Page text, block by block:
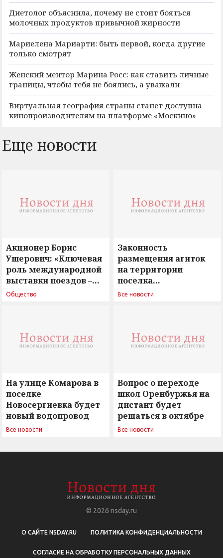
Диетолог объяснила, почему не стоит бояться
молочных продуктов привычной жирности
Мариелена Мариарти: быть первой, когда другие
только смотрят
Женский ментор Марина Росс: как ставить личные
границы, чтобы тебя не боялись, а уважали
Виртуальная география страны станет доступна
кинопроизводителям на платформе «Москино»
Еще новости
Акционер Борис
Ушерович: «Ключевая
роль международной
выставки поездов –
поиск ответов на
Общество
Законность
размещения агиток
на территории
поселка
Новосергиевка
Все новости
На улице Комарова в
поселке
Новосергиевка будет
новый водопровод
Все новости
Вопрос о переходе
школ Оренбуржья на
дистант будет
решаться в октябре
Все новости
© 2026 nsday.ru
О САЙТЕ NSDAY.RU ПОЛИТИКА КОНФИДЕНЦИАЛЬНОСТИ
СОГЛАСИЕ НА ОБРАБОТКУ ПЕРСОНАЛЬНЫХ ДАННЫХ